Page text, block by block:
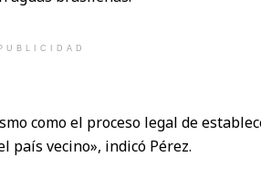
como el proceso legal de
vecino», indicó Pérez.